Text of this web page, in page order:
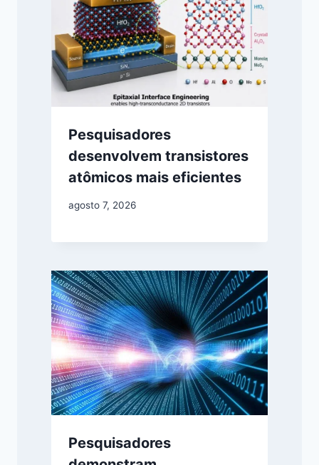
Pesquisadores
desenvolvem transistores
atômicos mais eficientes
agosto 7, 2026
Pesquisadores